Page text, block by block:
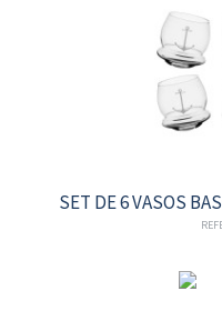
SET DE 6 VASOS